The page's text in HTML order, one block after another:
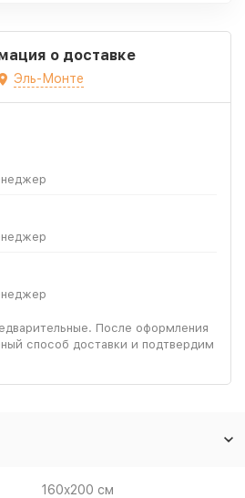
о доставке
Эль-Монте
После оформления
способ доставки и подтвердим
160x200 см